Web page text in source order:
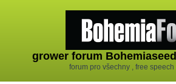
grower forum
forum pro všechny , free